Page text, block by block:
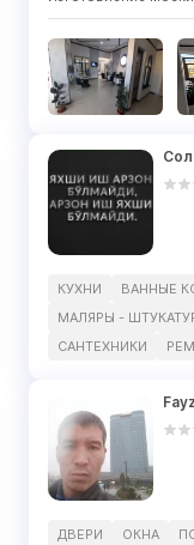
КУХНИ ВАННЫЕ
МАЛЯРЫ -
САНТЕХНИКИ
ДВЕРИ ОКНА